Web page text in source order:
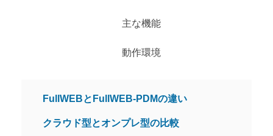
主な機能
動作環境
FullWEBとFullWEB-PDMの違い
クラウド型とオンプレ型の比較